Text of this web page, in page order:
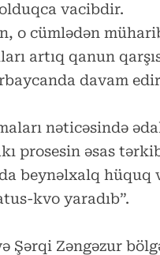
vacibdir.
o cümlədən
artıq qanun
davam
nəticəsində
prosesin əsas
beynəlxalq hüquq
kvo yaradıb”.
Şərqi Zəngəzur